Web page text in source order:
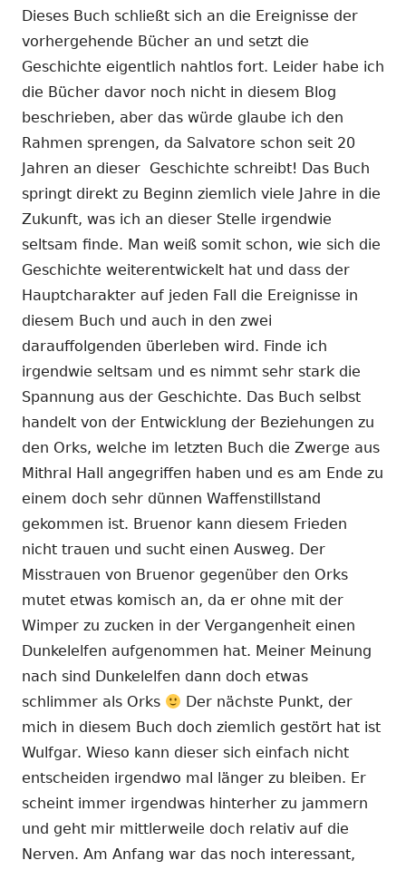
Dieses Buch schließt sich an die Ereignisse der
vorhergehende Bücher an und setzt die
Geschichte eigentlich nahtlos fort. Leider habe ich
die Bücher davor noch nicht in diesem Blog
beschrieben, aber das würde glaube ich den
Rahmen sprengen, da Salvatore schon seit 20
Jahren an dieser Geschichte schreibt! Das Buch
springt direkt zu Beginn ziemlich viele Jahre in die
Zukunft, was ich an dieser Stelle irgendwie
seltsam finde. Man weiß somit schon, wie sich die
Geschichte weiterentwickelt hat und dass der
Hauptcharakter auf jeden Fall die Ereignisse in
diesem Buch und auch in den zwei
darauffolgenden überleben wird. Finde ich
irgendwie seltsam und es nimmt sehr stark die
Spannung aus der Geschichte. Das Buch selbst
handelt von der Entwicklung der Beziehungen zu
den Orks, welche im letzten Buch die Zwerge aus
Mithral Hall angegriffen haben und es am Ende zu
einem doch sehr dünnen Waffenstillstand
gekommen ist. Bruenor kann diesem Frieden
nicht trauen und sucht einen Ausweg. Der
Misstrauen von Bruenor gegenüber den Orks
mutet etwas komisch an, da er ohne mit der
Wimper zu zucken in der Vergangenheit einen
Dunkelelfen aufgenommen hat. Meiner Meinung
nach sind Dunkelelfen dann doch etwas
schlimmer als Orks
Der nächste Punkt, der
mich in diesem Buch doch ziemlich gestört hat ist
Wulfgar. Wieso kann dieser sich einfach nicht
entscheiden irgendwo mal länger zu bleiben. Er
scheint immer irgendwas hinterher zu jammern
und geht mir mittlerweile doch relativ auf die
Nerven. Am Anfang war das noch interessant,